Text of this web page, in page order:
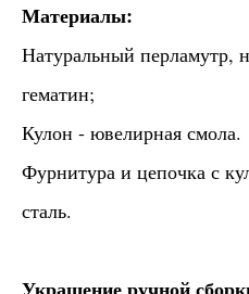
Материалы:
Натуральный перламутр,
гематин;
Кулон - ювелирная смола.
Фурнитура и цепочка с
сталь.